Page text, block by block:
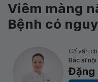
Viêm màng
Bệnh có
Cố vấn
Bác sĩ
Đặng